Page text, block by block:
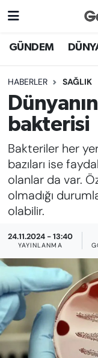
GÜNDEM
HABERLER SAĞLIK
bakterisi
Bakteriler her
bazıları ise
olanlar da var.
olmadığı
olabilir.
24.11.2024 - 13:40
YAYINLANMA
DÜNYA
EKONOMİ
EMEK
GAZETECİLİĞİNİ
FAYDALI
GÜNDEM
EĞİTİM
KADIN
SAĞLIK
SPOR
Nöbetçi
Hava Durumu
İstanbul
Süper Lig
Tüm
Son Dakika
Haber Arşivi